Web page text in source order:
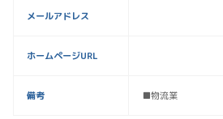
メールアドレス
ホームページURL
備考 ■物流業